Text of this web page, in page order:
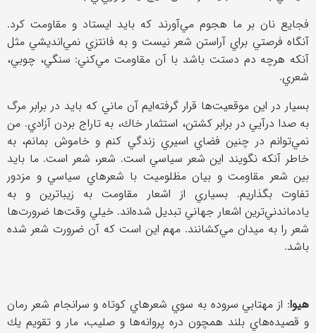
فجايع نان بر ما هجوم مي‌آورند كه بايد ايستاد و مقاومت كرد.
آنگاه فرصتي براي آراستن شعر نيست و به فانتزي نمي‌انديشي مثل
آنكه هرچه دم دستت باشد با آن مقاومت مي‌كني: سنگي، چوبي،
شعري.
بسيار در اين موقعيت‌ها قرار گرفته‌ايم آن ماني كه بايد در برابر مرگ
به صدا درآيي در برابر كشتن، استثمار خاك، به تاراج بردن آزادي. من
نمي‌توانم در چنين فضاي اسيري زندگي كنم و خاموش بمانم، به
خاطر آنكه نگويند اين شعر سياسي است. شعر، شعر است. ما بايد
بين شعر مقاومت و بيان مظلوميت با شعرهاي سياسي و مزدور
تفاوت بگذاريم. بسياري از اشعار مقاومت به زيباترين و به
يادماندني‌ترين اشعار جهاني تبديل شده‌اند. خيلي وقت‌ها ضرورت‌ها
شعر را به ميدان مي‌كشانند. مهم اين است كه آن ضرورت شعر شده
باشد.
هيوا: از مهتابي سروده به سوي شعرهاي كوتاه و سرانجام شعر رمان
و قصيده‌هاي بلند همچون دره پروانه‌ها و صليب، مار و تقويم يك